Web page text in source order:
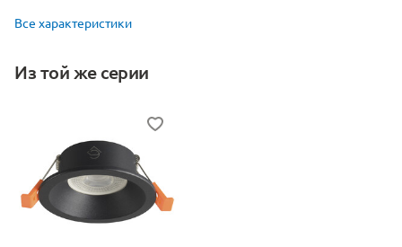
Все характеристики
Из той же серии